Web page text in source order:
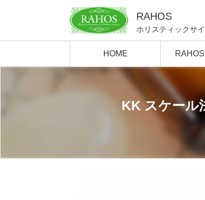
RAHOS
ホリスティックサ
HOME
KK スケール